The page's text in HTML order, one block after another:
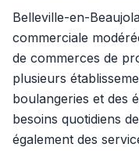
Belleville-en-
commerciale
de commerces de
plusieurs
boulangeries et des
besoins quotidiens
également des